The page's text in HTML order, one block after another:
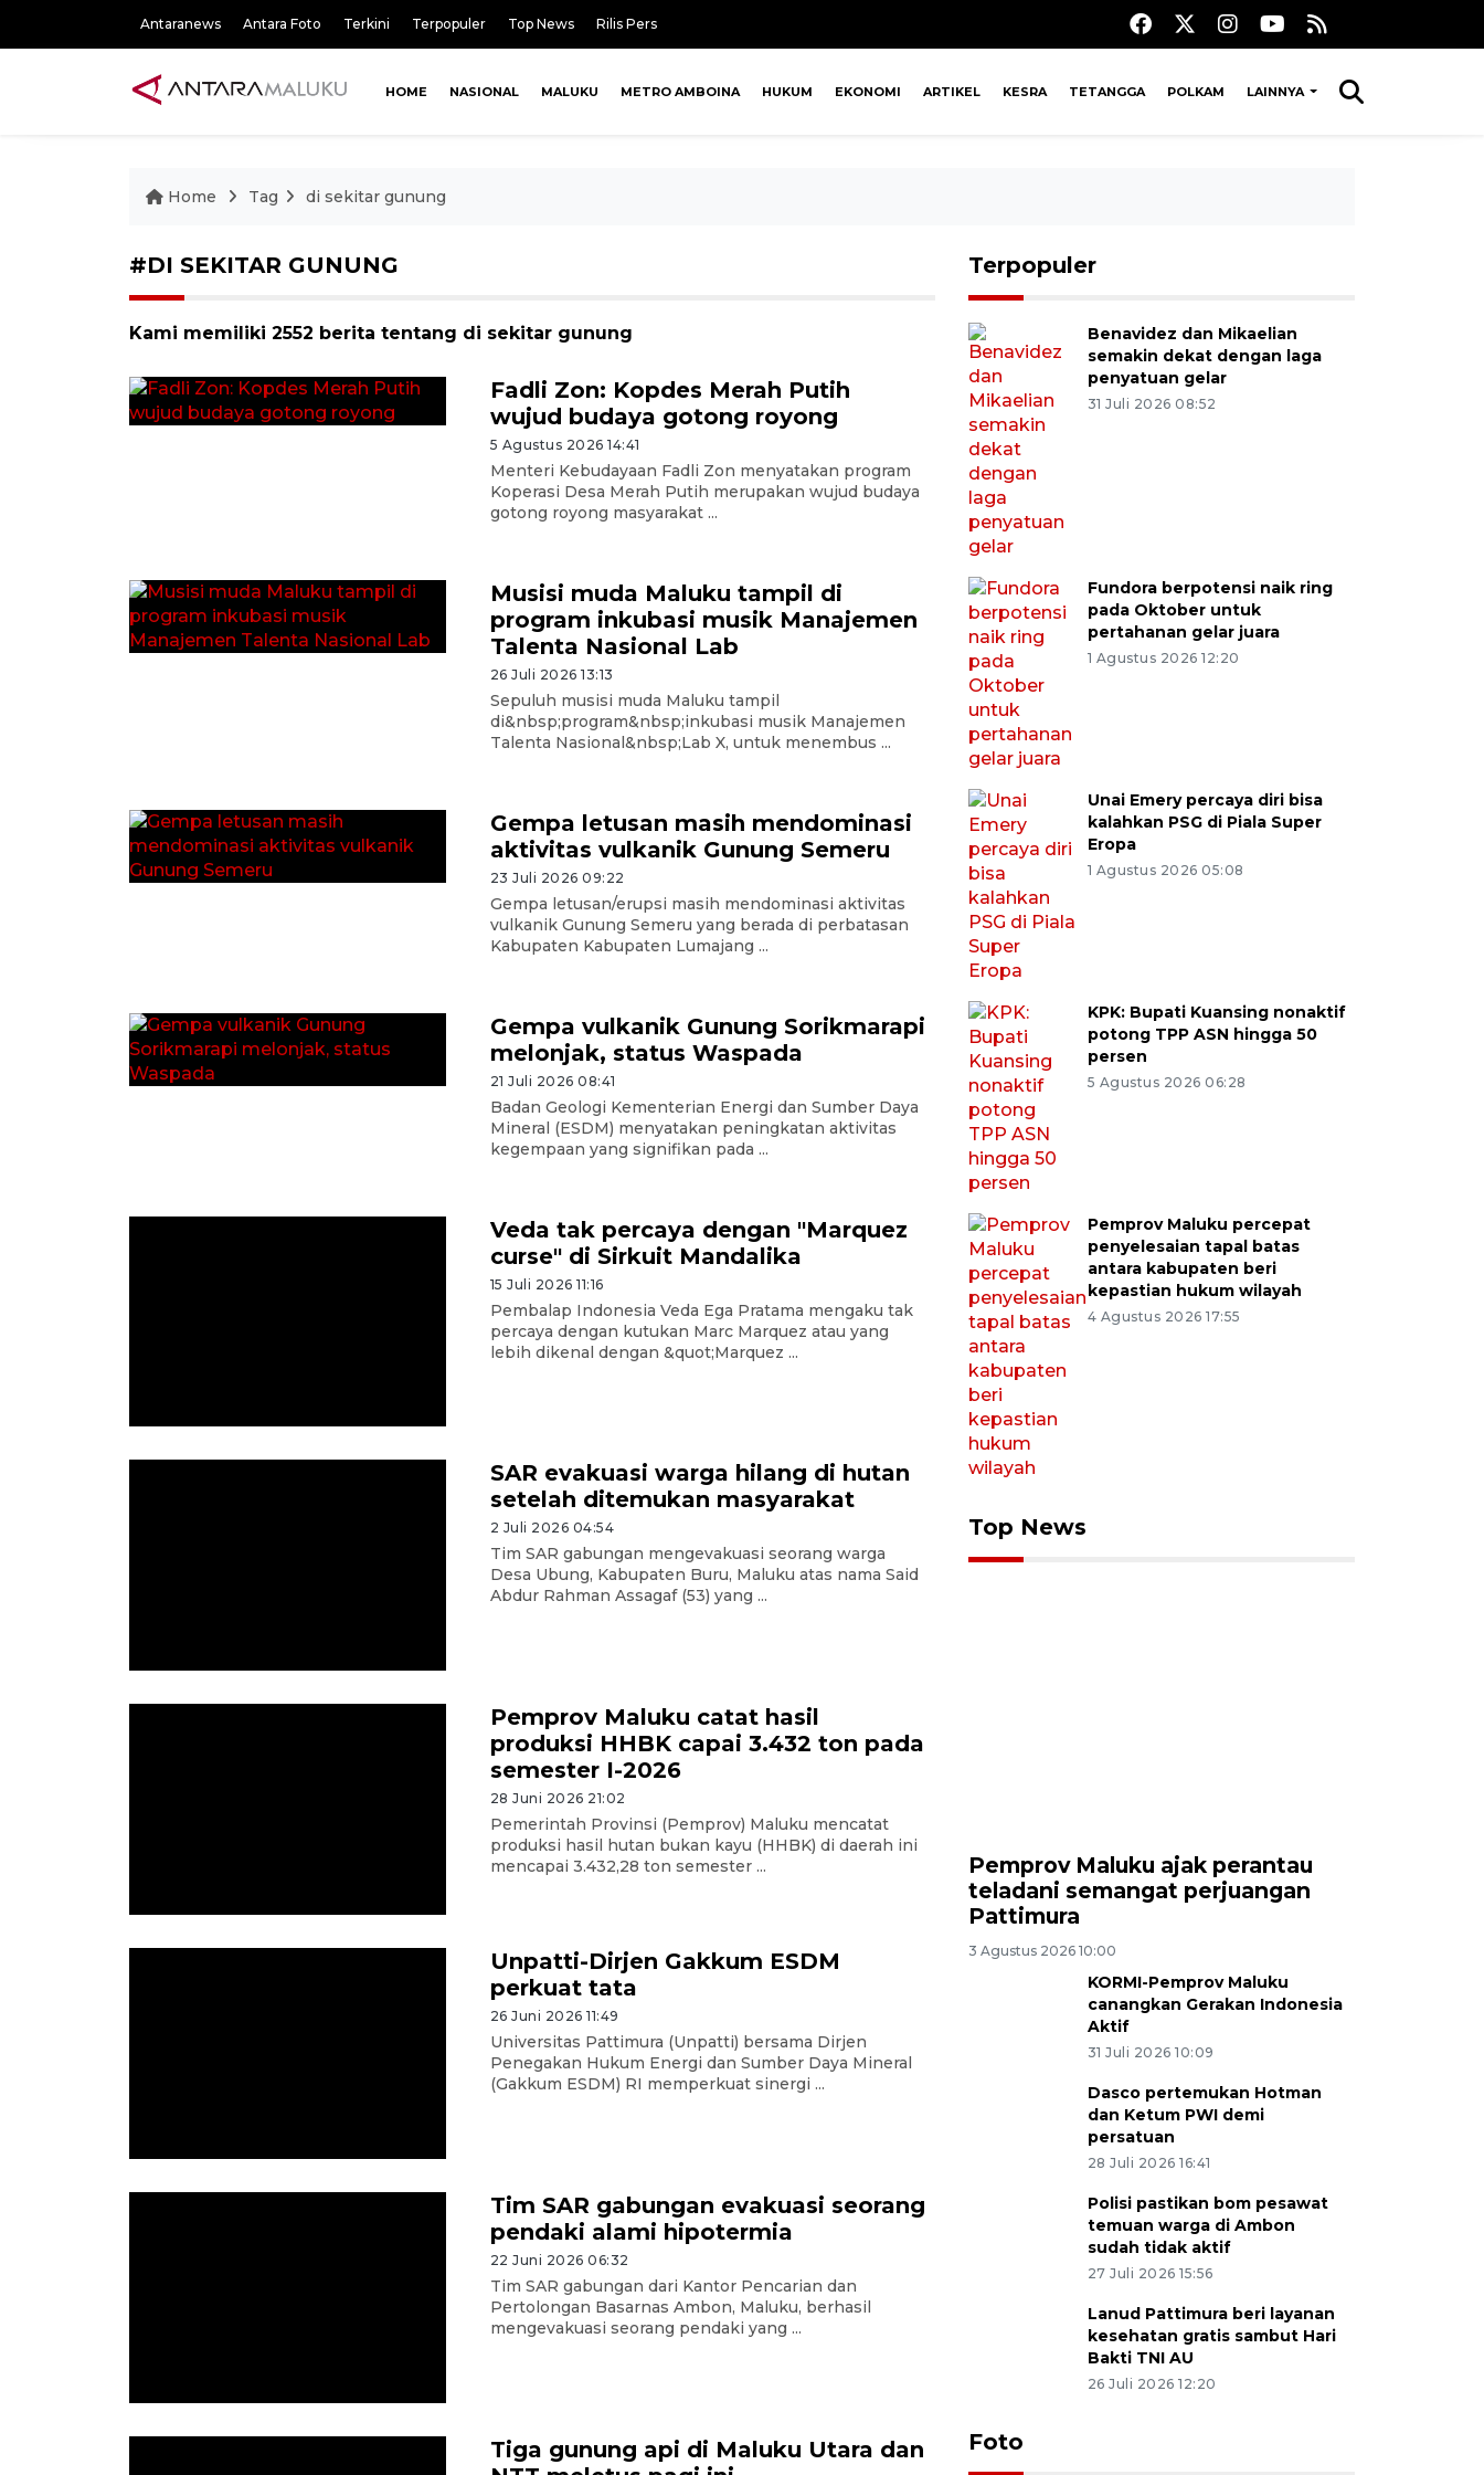
Antaranews Antara Foto Terkini Terpopuler Top News Rilis Pers
HOME NASIONAL MALUKU METRO AMBOINA HUKUM EKONOMI ARTIKEL KESRA TETANGGA POLKAM LAINNYA
Home Tag di sekitar gunung
#DI SEKITAR GUNUNG
Kami memiliki 2552 berita tentang di sekitar gunung
Fadli Zon: Kopdes Merah Putih
wujud budaya gotong royong
5 Agustus 2026 14:41
Menteri Kebudayaan Fadli Zon menyatakan program
Koperasi Desa Merah Putih merupakan wujud budaya
gotong royong masyarakat ...
Musisi muda Maluku tampil di
program inkubasi musik Manajemen
Talenta Nasional Lab
26 Juli 2026 13:13
Sepuluh musisi muda Maluku tampil
di&nbsp;program&nbsp;inkubasi musik Manajemen
Talenta Nasional&nbsp;Lab X, untuk menembus ...
Gempa letusan masih mendominasi
aktivitas vulkanik Gunung Semeru
23 Juli 2026 09:22
Gempa letusan/erupsi masih mendominasi aktivitas
vulkanik Gunung Semeru yang berada di perbatasan
Kabupaten Kabupaten Lumajang ...
Gempa vulkanik Gunung Sorikmarapi
melonjak, status Waspada
21 Juli 2026 08:41
Badan Geologi Kementerian Energi dan Sumber Daya
Mineral (ESDM) menyatakan peningkatan aktivitas
kegempaan yang signifikan pada ...
Veda tak percaya dengan "Marquez
curse" di Sirkuit Mandalika
15 Juli 2026 11:16
Pembalap Indonesia Veda Ega Pratama mengaku tak
percaya dengan kutukan Marc Marquez atau yang
lebih dikenal dengan &quot;Marquez ...
SAR evakuasi warga hilang di hutan
setelah ditemukan masyarakat
2 Juli 2026 04:54
Tim SAR gabungan mengevakuasi seorang warga
Desa Ubung, Kabupaten Buru, Maluku atas nama Said
Abdur Rahman Assagaf (53) yang ...
Pemprov Maluku catat hasil
produksi HHBK capai 3.432 ton pada
semester I-2026
28 Juni 2026 21:02
Pemerintah Provinsi (Pemprov) Maluku mencatat
produksi hasil hutan bukan kayu (HHBK) di daerah ini
mencapai 3.432,28 ton semester ...
Unpatti-Dirjen Gakkum ESDM
perkuat tata
26 Juni 2026 11:49
Universitas Pattimura (Unpatti) bersama Dirjen
Penegakan Hukum Energi dan Sumber Daya Mineral
(Gakkum ESDM) RI memperkuat sinergi ...
Tim SAR gabungan evakuasi seorang
pendaki alami hipotermia
22 Juni 2026 06:32
Tim SAR gabungan dari Kantor Pencarian dan
Pertolongan Basarnas Ambon, Maluku, berhasil
mengevakuasi seorang pendaki yang ...
Tiga gunung api di Maluku Utara dan
Terpopuler
Benavidez dan Mikaelian
semakin dekat dengan laga
penyatuan gelar
31 Juli 2026 08:52
Fundora berpotensi naik ring
pada Oktober untuk
pertahanan gelar juara
1 Agustus 2026 12:20
Unai Emery percaya diri bisa
kalahkan PSG di Piala Super
Eropa
1 Agustus 2026 05:08
KPK: Bupati Kuansing nonaktif
potong TPP ASN hingga 50
persen
5 Agustus 2026 06:28
Pemprov Maluku percepat
penyelesaian tapal batas
antara kabupaten beri
kepastian hukum wilayah
4 Agustus 2026 17:55
Top News
Pemprov Maluku ajak perantau
teladani semangat perjuangan
Pattimura
3 Agustus 2026 10:00
KORMI-Pemprov Maluku
canangkan Gerakan Indonesia
Aktif
31 Juli 2026 10:09
Dasco pertemukan Hotman
dan Ketum PWI demi
persatuan
28 Juli 2026 16:41
Polisi pastikan bom pesawat
temuan warga di Ambon
sudah tidak aktif
27 Juli 2026 15:56
Lanud Pattimura beri layanan
kesehatan gratis sambut Hari
Bakti TNI AU
26 Juli 2026 12:20
Foto